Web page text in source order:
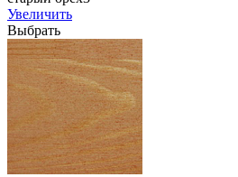
Увеличить
Выбрать